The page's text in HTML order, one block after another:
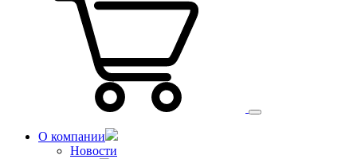
О компании
Новости